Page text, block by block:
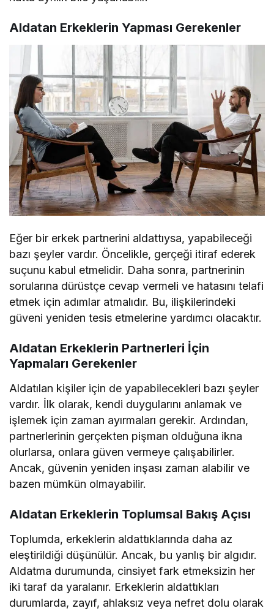
Aldatan Erkeklerin Yapması Gerekenler
Eğer bir erkek partnerini aldattıysa, yapabileceği
bazı şeyler vardır. Öncelikle, gerçeği itiraf ederek
suçunu kabul etmelidir. Daha sonra, partnerinin
sorularına dürüstçe cevap vermeli ve hatasını telafi
etmek için adımlar atmalıdır. Bu, ilişkilerindeki
güveni yeniden tesis etmelerine yardımcı olacaktır.
Aldatan Erkeklerin Partnerleri İçin
Yapmaları Gerekenler
Aldatılan kişiler için de yapabilecekleri bazı şeyler
vardır. İlk olarak, kendi duygularını anlamak ve
işlemek için zaman ayırmaları gerekir. Ardından,
partnerlerinin gerçekten pişman olduğuna ikna
olurlarsa, onlara güven vermeye çalışabilirler.
Ancak, güvenin yeniden inşası zaman alabilir ve
bazen mümkün olmayabilir.
Aldatan Erkeklerin Toplumsal Bakış Açısı
Toplumda, erkeklerin aldattıklarında daha az
eleştirildiği düşünülür. Ancak, bu yanlış bir algıdır.
Aldatma durumunda, cinsiyet fark etmeksizin her
iki taraf da yaralanır. Erkeklerin aldattıkları
durumlarda, zayıf, ahlaksız veya nefret dolu olarak